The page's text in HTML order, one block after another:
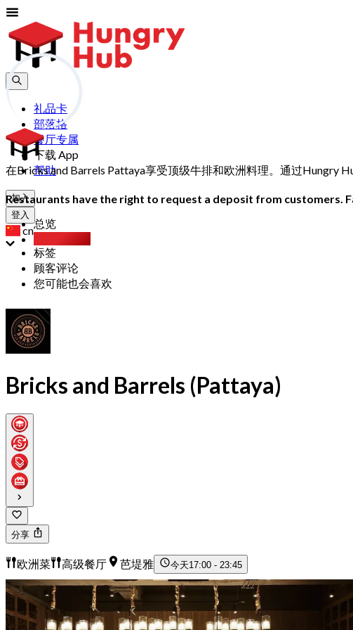
礼品卡
部落格
餐厅专属
下载 App
帮助
加入
登入
cn
在Bricks and Barrels Pattaya享受顶级牛排和欧洲料理。通过Hungry
Restaurants have the right to request a deposit from customers.
总览
标签
顾客评论
您可能也会喜欢
Bricks and Barrels (Pattaya)
分享
欧洲菜 高级餐厅 芭堤雅 今天17:00 - 23:45